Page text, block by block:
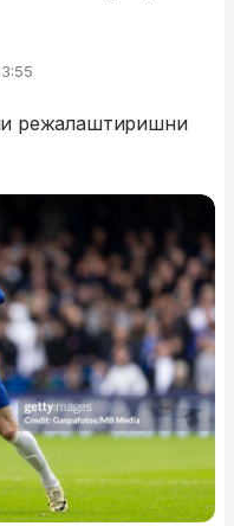
режалаштиришни